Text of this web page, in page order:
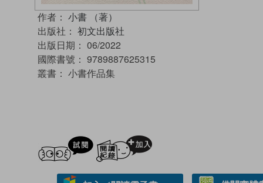
作者： 小書 （著）
出版社： 初文出版社
出版日期： 06/2022
國際書號： 9789887625315
叢書： 小書作品集
試閲